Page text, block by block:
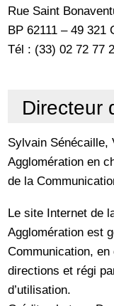
Rue Saint
BP 62111 – 49 321
Tél : (33) 02 72 77
Directeur
Sylvain Sénécaille,
Agglomération en
de la
Le site Internet de
Agglomération est
Communication,
directions et régi
d’utilisation.